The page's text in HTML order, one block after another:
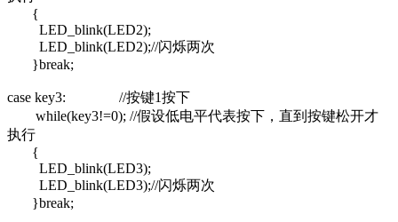
{
LED_blink(LED2);
LED_blink(LED2);//闪烁两次
}break;
case key3: //按键1按下
while(key3!=0); //假设低电平代表按下，直到按键松开才
执行
{
LED_blink(LED3);
LED_blink(LED3);//闪烁两次
}break;